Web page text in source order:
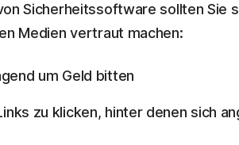
Sicherheitssoftware sollten Sie
Medien vertraut machen:
um Geld bitten
zu klicken, hinter denen sich